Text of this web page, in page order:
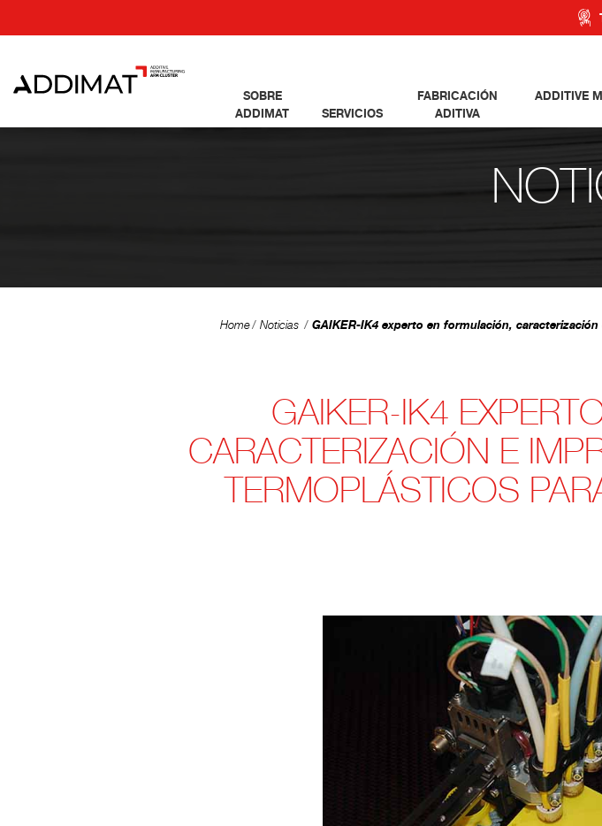
SOBRE
ADDIMAT
SERVICIOS
FABRICACIÓN
ADITIVA
ADDITIVE
Home Noticias GAIKER-IK4 experto en formulación,
GAIKER-IK4
CARACTERIZACIÓN E
TERMOPLÁSTICOS